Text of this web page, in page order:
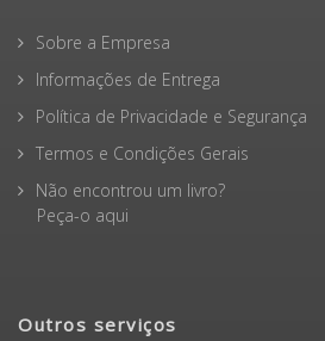
Sobre a Empresa
Informações de Entrega
Política de Privacidade e Segurança
Termos e Condições Gerais
Não encontrou um livro?
Peça-o aqui
Outros serviços